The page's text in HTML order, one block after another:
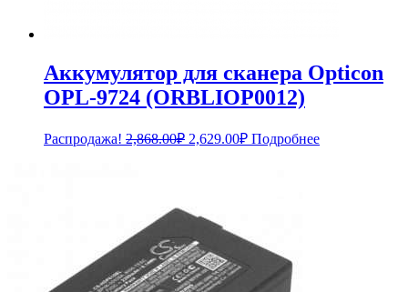
Аккумулятор для сканера Opticon
OPL-9724 (ORBLIOP0012)
Распродажа! 2,868.00₽ Первоначальная
2,629.00₽Текущая
цена:
Подробнее